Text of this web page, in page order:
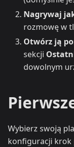
Nagrywaj
rozmowę w
Otwórz ją
sekcji
dowolnym
Wybierz swoją
konfiguracji krok